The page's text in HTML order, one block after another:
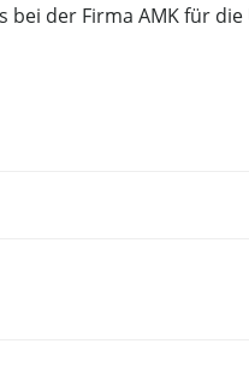
der Firma AMK für